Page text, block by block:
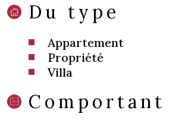
Du type
Appartement
Propriété
Villa
Comportant